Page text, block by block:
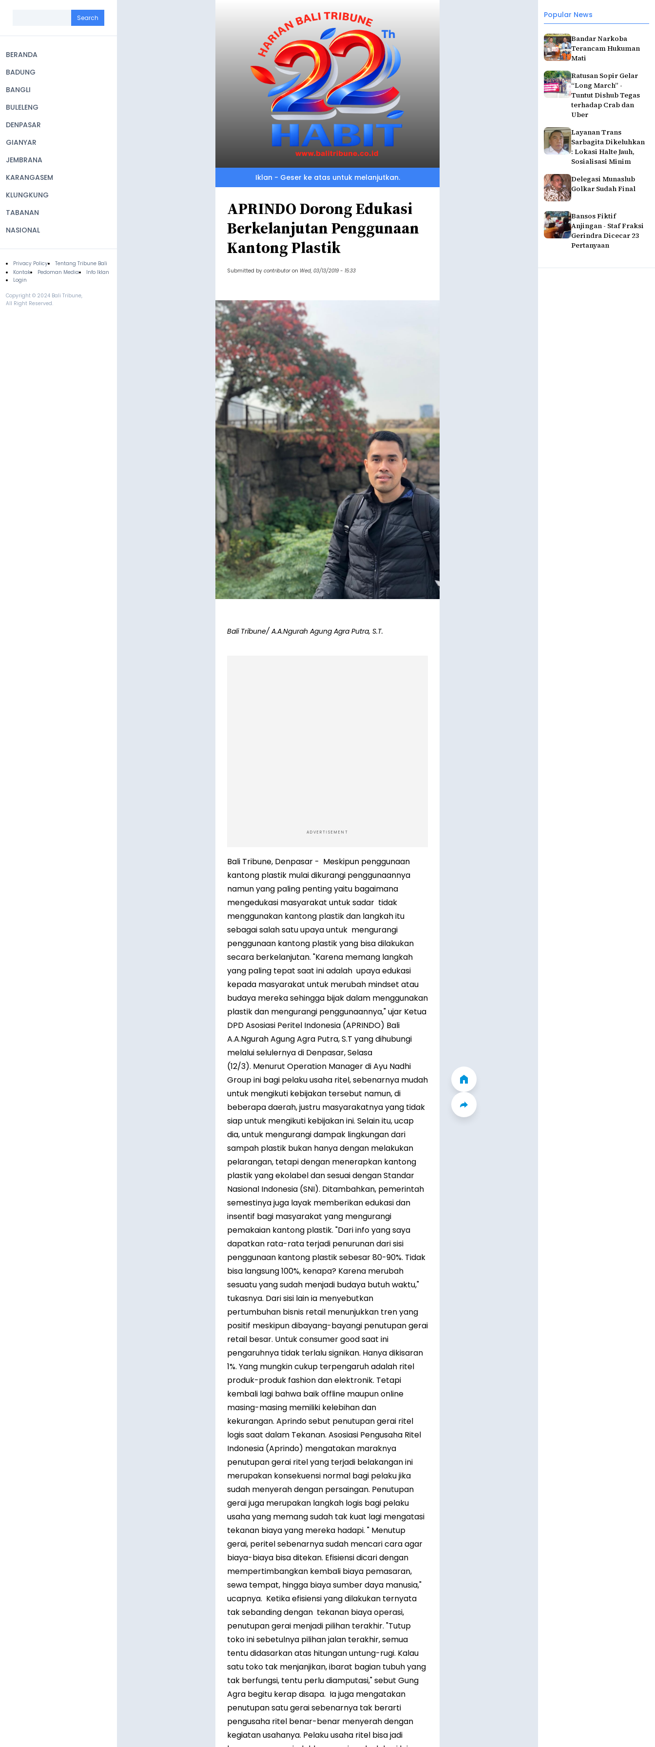
navigation
BERANDA
BADUNG
BANGLI
BULELENG
DENPASAR
GIANYAR
JEMBRANA
KARANGASEM
KLUNGKUNG
TABANAN
NASIONAL
Footer
Privacy Policy
Tentang Tribune Bali
Kontak
Pedoman Media
Info Iklan
Login
Copyright © 2024 Bali Tribune,
All Right Reserved.
Popular News
Bandar Narkoba
Terancam Hukuman
Mati
Ratusan Sopir Gelar
“Long March” -
Tuntut Dishub Tegas
terhadap Crab dan
Uber
Layanan Trans
Sarbagita Dikeluhkan
: Lokasi Halte Jauh,
Sosialisasi Minim
Delegasi Munaslub
Golkar Sudah Final
Bansos Fiktif
Anjingan - Staf Fraksi
Gerindra Dicecar 23
Pertanyaan
Iklan - Geser ke atas untuk melanjutkan.
APRINDO Dorong Edukasi
Berkelanjutan Penggunaan
Kantong Plastik
Submitted by contributor on Wed, 03/13/2019 - 15:33
Bali Tribune/ A.A.Ngurah Agung Agra Putra, S.T.
ADVERTISEMENT
Bali Tribune, Denpasar - Meskipun penggunaan
kantong plastik mulai dikurangi penggunaannya
namun yang paling penting yaitu bagaimana
mengedukasi masyarakat untuk sadar tidak
menggunakan kantong plastik dan langkah itu
sebagai salah satu upaya untuk mengurangi
penggunaan kantong plastik yang bisa dilakukan
secara berkelanjutan. "Karena memang langkah
yang paling tepat saat ini adalah upaya edukasi
kepada masyarakat untuk merubah mindset atau
budaya mereka sehingga bijak dalam menggunakan
plastik dan mengurangi penggunaannya," ujar Ketua
DPD Asosiasi Peritel Indonesia (APRINDO) Bali
A.A.Ngurah Agung Agra Putra, S.T yang dihubungi
melalui selulernya di Denpasar, Selasa
(12/3). Menurut Operation Manager di Ayu Nadhi
Group ini bagi pelaku usaha ritel, sebenarnya mudah
untuk mengikuti kebijakan tersebut namun, di
beberapa daerah, justru masyarakatnya yang tidak
siap untuk mengikuti kebijakan ini. Selain itu, ucap
dia, untuk mengurangi dampak lingkungan dari
sampah plastik bukan hanya dengan melakukan
pelarangan, tetapi dengan menerapkan kantong
plastik yang ekolabel dan sesuai dengan Standar
Nasional Indonesia (SNI). Ditambahkan, pemerintah
semestinya juga layak memberikan edukasi dan
insentif bagi masyarakat yang mengurangi
pemakaian kantong plastik. "Dari info yang saya
dapatkan rata-rata terjadi penurunan dari sisi
penggunaan kantong plastik sebesar 80-90%. Tidak
bisa langsung 100%, kenapa? Karena merubah
sesuatu yang sudah menjadi budaya butuh waktu,"
tukasnya. Dari sisi lain ia menyebutkan
pertumbuhan bisnis retail menunjukkan tren yang
positif meskipun dibayang-bayangi penutupan gerai
retail besar. Untuk consumer good saat ini
pengaruhnya tidak terlalu signikan. Hanya dikisaran
1%. Yang mungkin cukup terpengaruh adalah ritel
produk-produk fashion dan elektronik. Tetapi
kembali lagi bahwa baik offline maupun online
masing-masing memiliki kelebihan dan
kekurangan. Aprindo sebut penutupan gerai ritel
logis saat dalam Tekanan. Asosiasi Pengusaha Ritel
Indonesia (Aprindo) mengatakan maraknya
penutupan gerai ritel yang terjadi belakangan ini
merupakan konsekuensi normal bagi pelaku jika
sudah menyerah dengan persaingan. Penutupan
gerai juga merupakan langkah logis bagi pelaku
usaha yang memang sudah tak kuat lagi mengatasi
tekanan biaya yang mereka hadapi. " Menutup
gerai, peritel sebenarnya sudah mencari cara agar
biaya-biaya bisa ditekan. Efisiensi dicari dengan
mempertimbangkan kembali biaya pemasaran,
sewa tempat, hingga biaya sumber daya manusia,"
ucapnya. Ketika efisiensi yang dilakukan ternyata
tak sebanding dengan tekanan biaya operasi,
penutupan gerai menjadi pilihan terakhir. "Tutup
toko ini sebetulnya pilihan jalan terakhir, semua
tentu didasarkan atas hitungan untung-rugi. Kalau
satu toko tak menjanjikan, ibarat bagian tubuh yang
tak berfungsi, tentu perlu diamputasi," sebut Gung
Agra begitu kerap disapa. Ia juga mengatakan
penutupan satu gerai sebenarnya tak berarti
pengusaha ritel benar-benar menyerah dengan
kegiatan usahanya. Pelaku usaha ritel bisa jadi